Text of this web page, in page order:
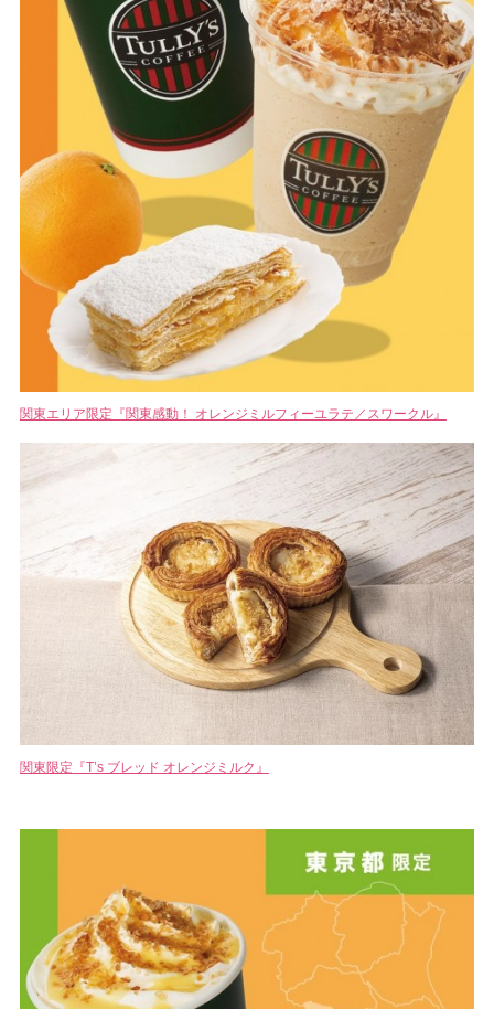
関東エリア限定『関東感動！ オレンジミルフィーユラテ／スワークル』
関東限定『T’s ブレッド オレンジミルク』